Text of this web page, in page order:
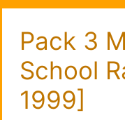
Pack 3
School
1999]